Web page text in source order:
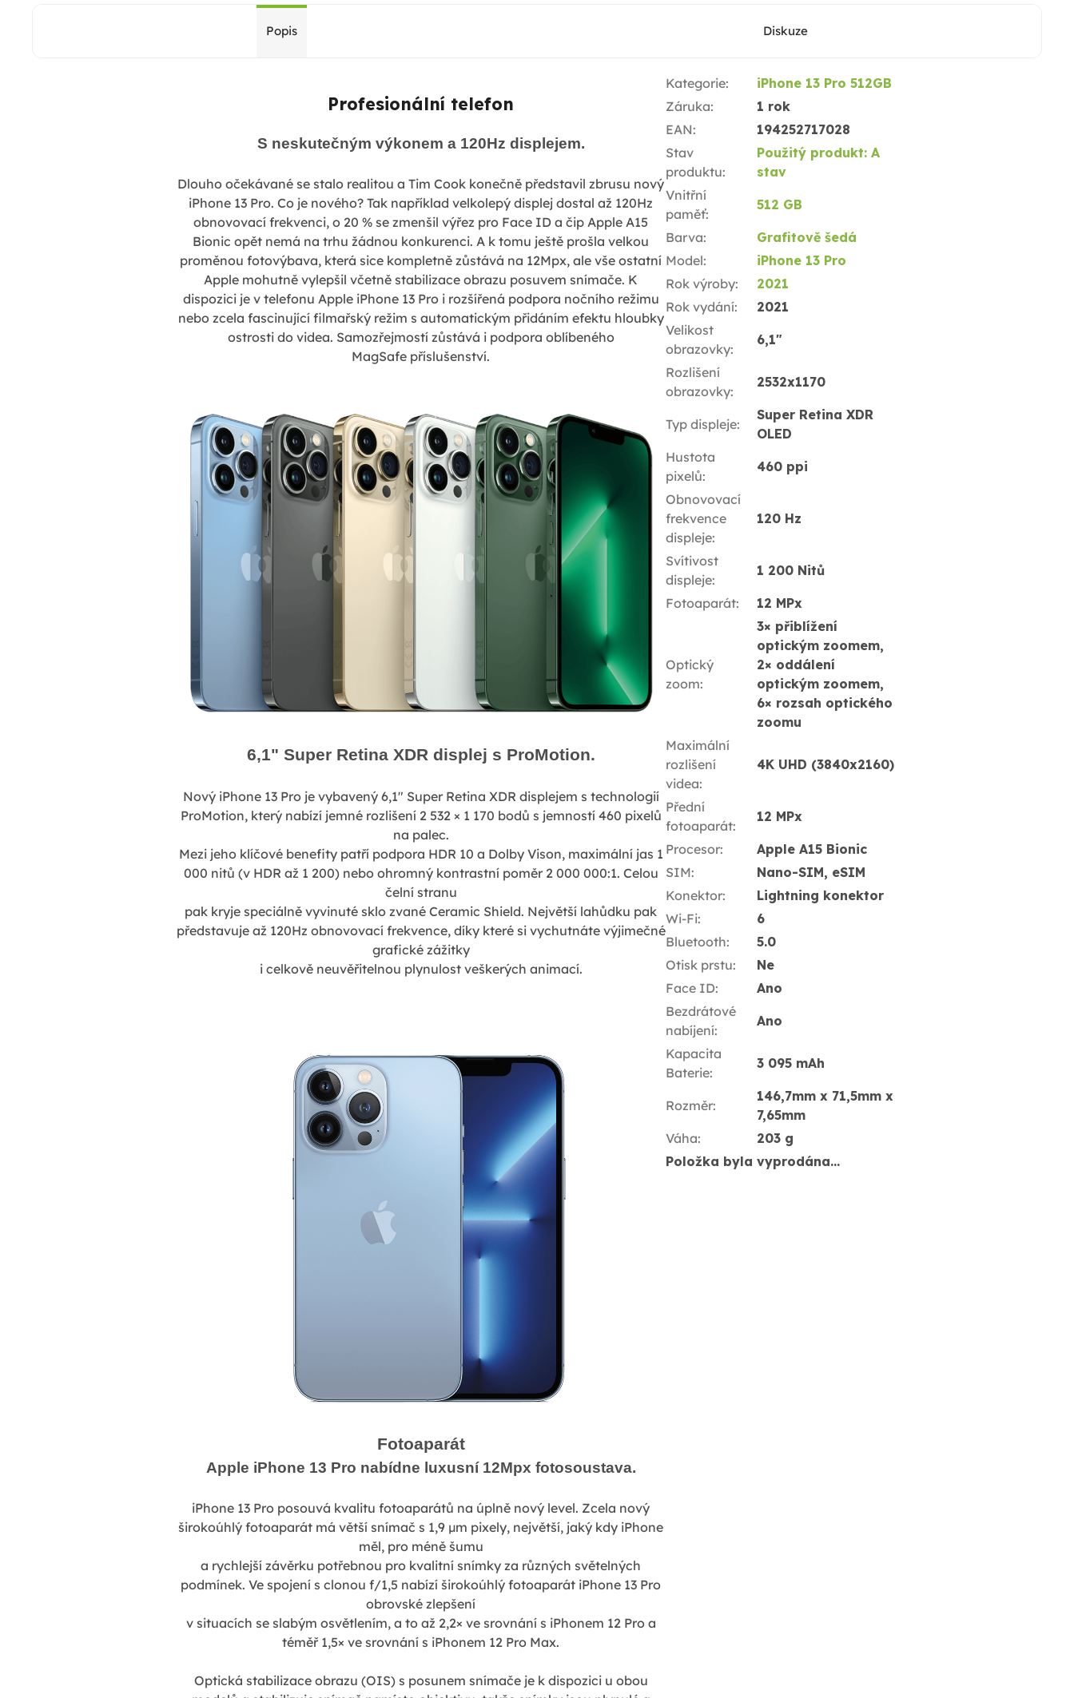
Popis Diskuze
Profesionální telefon
S neskutečným výkonem a 120Hz displejem.
Dlouho očekávané se stalo realitou a Tim Cook konečně představil zbrusu nový
iPhone 13 Pro. Co je nového? Tak například velkolepý displej dostal až 120Hz
obnovovací frekvenci, o 20 % se zmenšil výřez pro Face ID a čip Apple A15
Bionic opět nemá na trhu žádnou konkurenci. A k tomu ještě prošla velkou
proměnou fotovýbava, která sice kompletně zůstává na 12Mpx, ale vše ostatní
Apple mohutně vylepšil včetně stabilizace obrazu posuvem snímače. K
dispozici je v telefonu Apple iPhone 13 Pro i rozšířená podpora nočního režimu
nebo zcela fascinující filmařský režim s automatickým přidáním efektu hloubky
ostrosti do videa. Samozřejmostí zůstává i podpora oblíbeného
MagSafe příslušenství.
6,1" Super Retina XDR displej s ProMotion.
Nový iPhone 13 Pro je vybavený 6,1" Super Retina XDR displejem s technologií
ProMotion, který nabízí jemné rozlišení 2 532 × 1 170 bodů s jemností 460 pixelů
na palec.
Mezi jeho klíčové benefity patří podpora HDR 10 a Dolby Vison, maximální jas 1
000 nitů (v HDR až 1 200) nebo ohromný kontrastní poměr 2 000 000:1. Celou
čelní stranu
pak kryje speciálně vyvinuté sklo zvané Ceramic Shield. Největší lahůdku pak
představuje až 120Hz obnovovací frekvence, díky které si vychutnáte výjimečné
grafické zážitky
i celkově neuvěřitelnou plynulost veškerých animací.
Fotoaparát
Apple iPhone 13 Pro nabídne luxusní 12Mpx fotosoustava.
iPhone 13 Pro posouvá kvalitu fotoaparátů na úplně nový level. Zcela nový
širokoúhlý fotoaparát má větší snímač s 1,9 µm pixely, největší, jaký kdy iPhone
měl, pro méně šumu
a rychlejší závěrku potřebnou pro kvalitní snímky za různých světelných
podmínek. Ve spojení s clonou f/1,5 nabízí širokoúhlý fotoaparát iPhone 13 Pro
obrovské zlepšení
v situacích se slabým osvětlením, a to až 2,2× ve srovnání s iPhonem 12 Pro a
téměř 1,5× ve srovnání s iPhonem 12 Pro Max.
Optická stabilizace obrazu (OIS) s posunem snímače je k dispozici u obou
Kategorie:
iPhone 13 Pro 512GB
Záruka:
1 rok
EAN:
194252717028
Stav
produktu:
Použitý produkt: A
stav
Vnitřní
paměť:
512 GB
Barva:
Grafitově šedá
Model:
iPhone 13 Pro
Rok výroby:
2021
Rok vydání:
2021
Velikost
obrazovky:
6,1"
Rozlišení
obrazovky:
2532x1170
Typ displeje:
Super Retina XDR
OLED
Hustota
pixelů:
460 ppi
Obnovovací
frekvence
displeje:
120 Hz
Svítivost
displeje:
1 200 Nitů
Fotoaparát: 12 MPx
Optický
zoom:
3× přiblížení
optickým zoomem,
2× oddálení
optickým zoomem,
6× rozsah optického
zoomu
Maximální
rozlišení
videa:
4K UHD (3840x2160)
Přední
fotoaparát:
12 MPx
Procesor:
Apple A15 Bionic
SIM:
Nano-SIM, eSIM
Konektor:
Lightning konektor
Wi-Fi:
6
Bluetooth:
5.0
Otisk prstu:
Ne
Face ID:
Ano
Bezdrátové
nabíjení:
Ano
Kapacita
Baterie:
3 095 mAh
Rozměr:
146,7mm x 71,5mm x
7,65mm
Váha:
203 g
Položka byla vyprodána…